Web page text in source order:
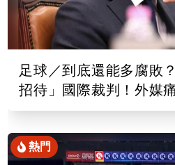
足球／到底還能多腐敗
招待」國際裁判！外媒
去
熱門